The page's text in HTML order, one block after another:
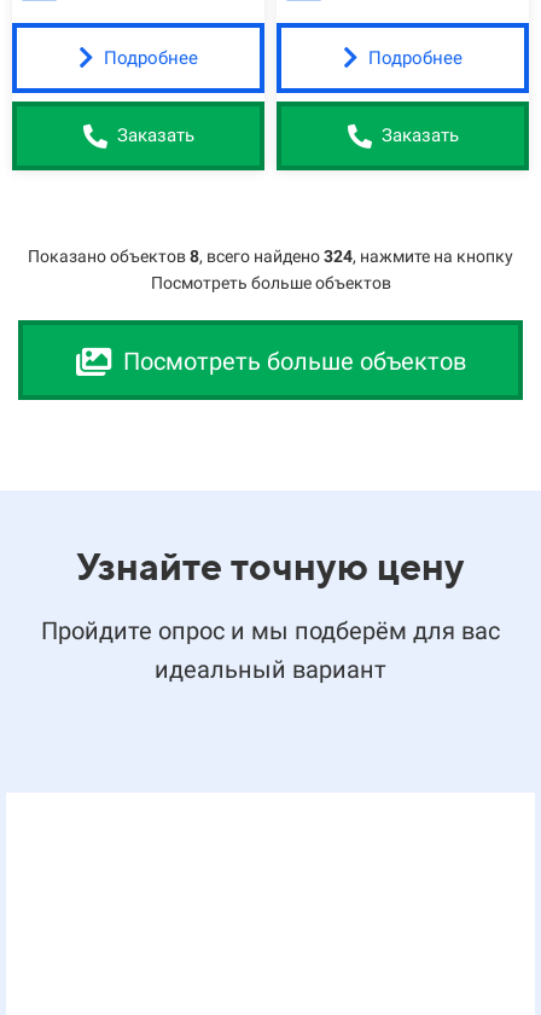
Подробнее
Заказать
Подробнее
Заказать
Показано объектов8, всего найдено324, нажмите на кнопку
Посмотреть больше объектов
Посмотреть больше объектов
Узнайте точную цену
Пройдите опрос и мы подберём для вас
идеальный вариант